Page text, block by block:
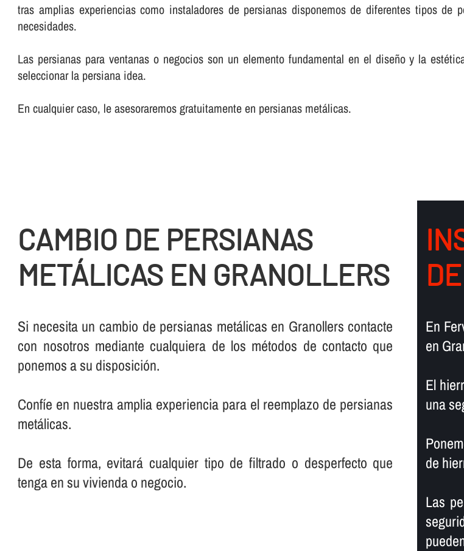
tras amplias experiencias como instaladores de persianas disponemos de diferentes tipos
necesidades.
Las persianas para ventanas o negocios son un elemento fundamental en el diseño y la
seleccionar la persiana idea.
En cualquier caso, le asesoraremos gratuitamente en persianas metálicas.
CAMBIO DE PERSIANAS
METÁLICAS EN GRANOLLERS
Si necesita un cambio de persianas metálicas en Granollers contacte
con nosotros mediante cualquiera de los métodos de contacto que
ponemos a su disposición.
Confí­e en nuestra amplia experiencia para el reemplazo de persianas
metálicas.
De esta forma, evitará cualquier tipo de filtrado o desperfecto que
tenga en su vivienda o negocio.
En
en
El
una
de
Las